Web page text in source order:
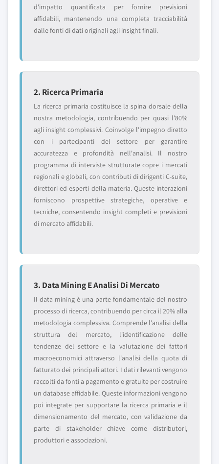
d'impatto quantificata per fornire previsioni
affidabili, mantenendo una completa tracciabilità
dalle fonti di dati originali agli insight finali.
2. Ricerca Primaria
La ricerca primaria costituisce la spina dorsale della
nostra metodologia, contribuendo per quasi l'80%
agli insight complessivi. Coinvolge l'impegno diretto
con i partecipanti del settore per garantire
accuratezza e profondità nell'analisi. Il nostro
programma di interviste strutturate copre i mercati
regionali e globali, con contributi di dirigenti C-suite,
direttori ed esperti della materia. Queste interazioni
forniscono prospettive strategiche, operative e
tecniche, consentendo insight completi e previsioni
di mercato affidabili.
3. Data Mining E Analisi Di Mercato
Il data mining è una parte fondamentale del nostro
processo di ricerca, contribuendo per circa il 20% alla
metodologia complessiva. Comprende l'analisi della
struttura del mercato, l'identificazione delle
tendenze del settore e la valutazione dei fattori
macroeconomici attraverso l'analisi della quota di
fatturato dei principali attori. I dati rilevanti vengono
raccolti da fonti a pagamento e gratuite per costruire
un database affidabile. Queste informazioni vengono
poi integrate per supportare la ricerca primaria e il
dimensionamento del mercato, con validazione da
parte di stakeholder chiave come distributori,
produttori e associazioni.